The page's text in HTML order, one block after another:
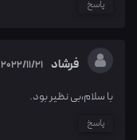
پاسخ
فرشاد 2022/11/21
با سلام،بی نظیر بود.
پاسخ